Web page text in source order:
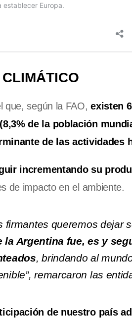
que, según la FAO,existen
de la población
de las actividades
incrementando su
de impacto en el ambiente.
firmantes queremos dejar
Argentina fue, es y
, brindando al
remarcaron las
de nuestro país